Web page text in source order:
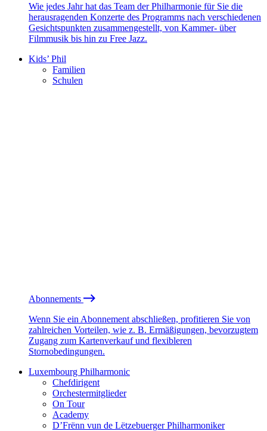
Wie jedes Jahr hat das Team der Philharmonie für Sie die
herausragenden Konzerte des Programms nach verschiedenen
Gesichtspunkten zusammengestellt, von Kammer- über
Filmmusik bis hin zu Free Jazz.
Kids’ Phil
Familien
Schulen
Abonnements
Wenn Sie ein Abonnement abschließen, profitieren Sie von
zahlreichen Vorteilen, wie z. B. Ermäßigungen, bevorzugtem
Zugang zum Kartenverkauf und flexibleren
Stornobedingungen.
Luxembourg Philharmonic
Chefdirigent
Orchestermitglieder
On Tour
Academy
D’Frënn vun de Lëtzebuerger Philharmoniker